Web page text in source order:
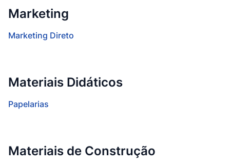
Marketing
Marketing Direto
Materiais Didáticos
Papelarias
Materiais de Construção